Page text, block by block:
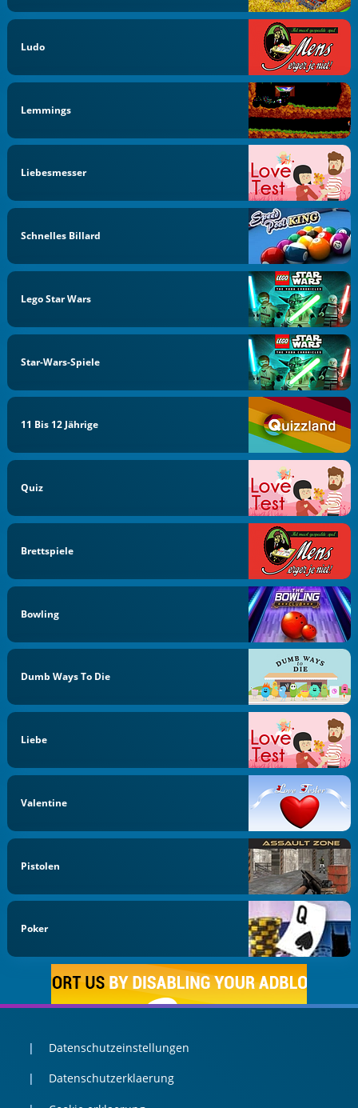
Ludo
Lemmings
Liebesmesser
Schnelles Billard
Lego Star Wars
Star-Wars-Spiele
11 Bis 12 Jährige
Quiz
Brettspiele
Bowling
Dumb Ways To Die
Liebe
Valentine
Pistolen
Poker
Datenschutzeinstellungen
Datenschutzerklaerung